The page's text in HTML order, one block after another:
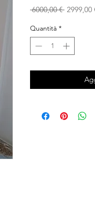
6000,00 € Prezzo
2999,00
Quantità *